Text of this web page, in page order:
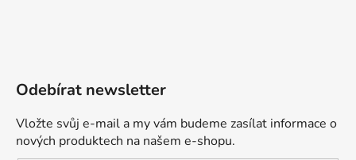
Odebírat newsletter
Vložte svůj e-mail a my vám budeme zasílat informace o
nových produktech na našem e-shopu.